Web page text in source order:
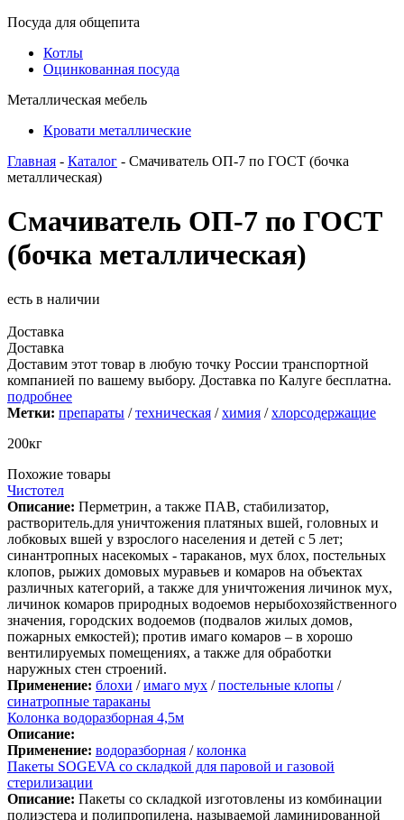
Посуда для общепита
Котлы
Оцинкованная посуда
Металлическая мебель
Кровати металлические
Главная - Каталог - Смачиватель ОП-7 по ГОСТ (бочка
металлическая)
Смачиватель ОП-7 по ГОСТ
(бочка металлическая)
есть в наличии
Доставка
Доставка
Доставим этот товар в любую точку России транспортной
компанией по вашему выбору. Доставка по Калуге бесплатна.
подробнее
Метки: препараты /техническая /химия /хлорсодержащие
200кг
Похожие товары
Чистотел
Описание: Перметрин, а также ПАВ, стабилизатор,
растворитель.для уничтожения платяных вшей, головных и
лобковых вшей у взрослого населения и детей с 5 лет;
синантропных насекомых - тараканов, мух блох, постельных
клопов, рыжих домовых муравьев и комаров на объектах
различных категорий, а также для уничтожения личинок мух,
личинок комаров природных водоемов нерыбохозяйственного
значения, городских водоемов (подвалов жилых домов,
пожарных емкостей); против имаго комаров – в хорошо
вентилируемых помещениях, а также для обработки
наружных стен строений.
Применение: блохи /имаго мух /постельные клопы /
синатропные тараканы
Колонка водоразборная 4,5м
Описание:
Применение: водоразборная /колонка
Пакеты SOGEVA со складкой для паровой и газовой
стерилизации
Описание: Пакеты со складкой изготовлены из комбинации
полиэстера и полипропилена, называемой ламинированной